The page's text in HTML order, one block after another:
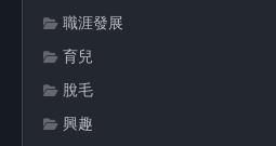
職涯發展
育兒
脫毛
興趣